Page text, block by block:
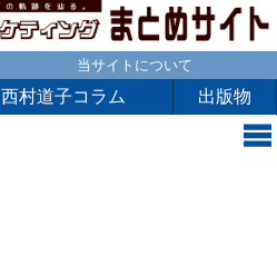
当サイトについて
西村道子コラム 出版物